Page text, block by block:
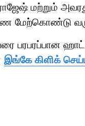
ராஜேஷ் மற்றும்
மேற்கொண்டு
பரபரப்பான
இங்கே கிளிக்